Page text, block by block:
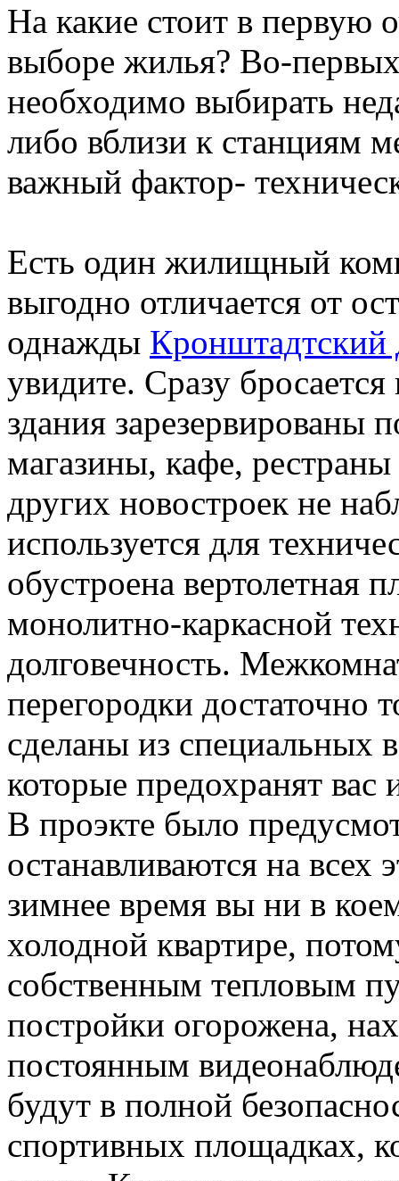
На какие стоит в первую
выборе жилья? Во-
необходимо выбирать
либо вблизи к станциям
важный фактор-
Есть один жилищный
выгодно отличается от
однажды Кронштадтский
увидите. Сразу
здания зарезервированы
магазины, кафе,
других новостроек не
используется для
обустроена вертолетная
монолитно-каркасной
долговечность.
перегородки достаточно
сделаны из специальных
которые предохранят вас
В проэкте было
останавливаются на
зимнее время вы ни в
холодной квартире,
собственным тепловым
постройки огорожена,
постоянным
будут в полной
спортивных площадках,